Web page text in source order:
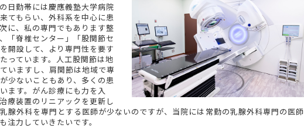
日勤帯には慶應義塾大学病院
てもらい、外科系を中心に患
に、私の専門でもあります整
「脊椎センター」「股関節セ
開設して、より専門性を要す
っています。人工股関節は地
いますし、肩関節は地域で専
少ないこともあり、多くの患
ます。がん診療にも力を入
療装置のリニアックを更新し
腺外科を専門とする医師が少ないのですが、当院には常勤の乳腺外科専門の医師
注力していきたいです。